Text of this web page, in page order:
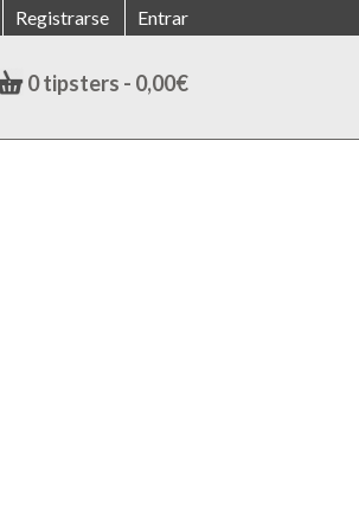
Registrarse Entrar
0 tipsters - 0,00€